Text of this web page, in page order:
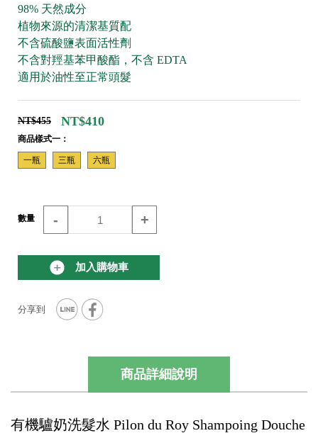
98% 天然成分
植物來源的清潔基質配
不含硫酸鹽表面活性劑
不含對羥基苯甲酸酯，不含 EDTA
適用於油性至正常頭髮
NT$455 NT$410
商品樣式一：
一瓶 三瓶 六瓶
數量 - +
加入購物車
商品詳細說明
有機驢奶洗髮水 Pilon du Roy Shampoing Douche